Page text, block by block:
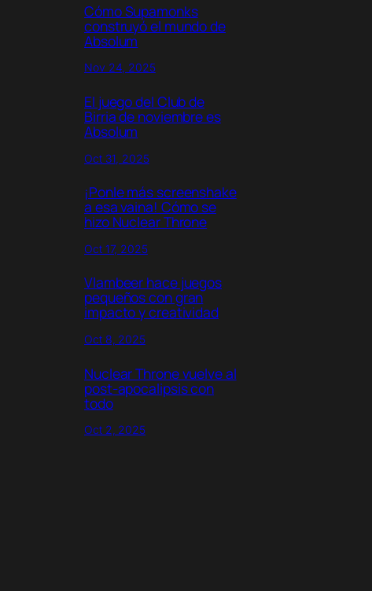
Cómo Supamonks
construyó el mundo de
Absolum
Nov 24, 2025
El juego del Club de
Birria de noviembre es
Absolum
Oct 31, 2025
¡Ponle más screenshake
a esa vaina! Cómo se
hizo Nuclear Throne
Oct 17, 2025
Vlambeer hace juegos
pequeños con gran
impacto y creatividad
Oct 8, 2025
Nuclear Thronevuelve al
post-apocalipsis con
todo
Oct 2, 2025